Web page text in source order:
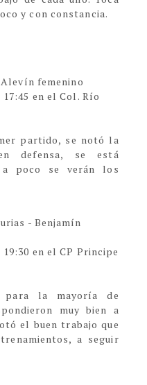
y con constancia.
femenino
en el Col. Río
partido, se notó la
defensa, se está
poco se verán los
- Benjamín
en el CP Principe
la mayoría de
muy bien a
el buen trabajo que
a seguir